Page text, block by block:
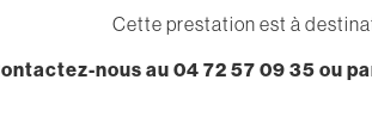
Cette prestation est à
nous au 04 72 57 09 35 ou